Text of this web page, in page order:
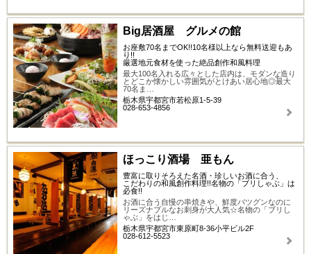
Big居酒屋 グルメの館
お座敷70名までOK!!10名様以上なら無料送迎もあ
り!!
厳選地元食材を使った絶品創作和風料理
最大100名入れる広々とした店内は、モダンな造り
とどこか懐かしい雰囲気がとけあい居心地◎最大
70名ま…
栃木県宇都宮市若松原1-5-39
028-653-4856
ほっこり酒場 亜もん
豊富に取りそろえた名酒・珍しいお酒に合う、
こだわりの和風創作料理!!名物の「ブリしゃぶ」は
必食!!
お酒に合う自慢の串焼きや、鮮度バツグンなのに
リーズナブルなお刺身が大人気☆名物の「ブリし
ゃぶ」をはじ…
栃木県宇都宮市東原町8-36小平ビル2F
028-612-5523